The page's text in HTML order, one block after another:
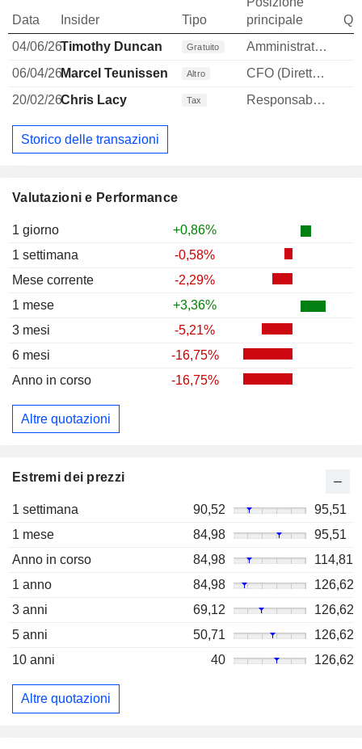
Valutazioni e Performance
1 giorno
+0,86%
1 settimana
-0,58%
Mese corrente
-2,29%
1 mese
+3,36%
3 mesi
-5,21%
6 mesi
-16,75%
Anno in corso
-16,75%
Altre quotazioni
Estremi dei prezzi
1 settimana 90,52
95,51
1 mese
84,98
95,51
Anno in corso
84,98
114,81
1 anno
84,98
126,62
3 anni
69,12
126,62
5 anni
50,71
126,62
10 anni
40 126,62
Altre quotazioni
Data Insider Tipo
principale
04/06/26Timothy Duncan Gratuito Amministratore
06/04/26Marcel Teunissen Altro CFO (Direttore finanziario)
20/02/26Chris Lacy Tax Responsabile affari legali
Storico delle transazioni